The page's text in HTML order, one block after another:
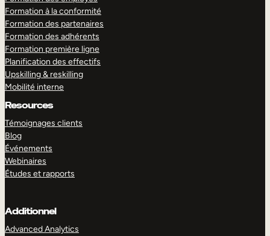
Formation à la conformité
Formation des partenaires
Formation des adhérents
Formation première ligne
Planification des effectifs
Upskilling & reskilling
Mobilité interne
Resources
Témoignages clients
Blog
Événements
Webinaires
Études et rapports
Additionnel
Advanced Analytics